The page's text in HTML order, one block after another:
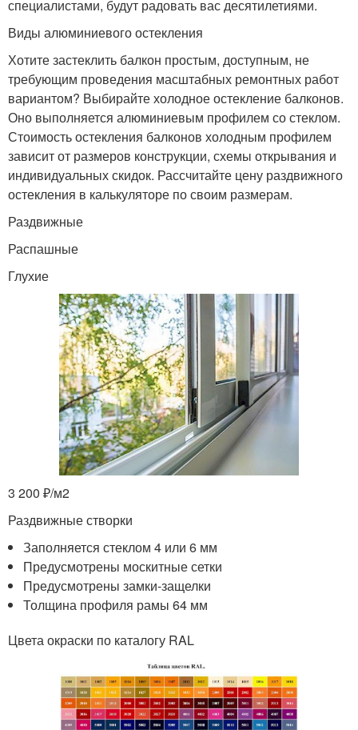
специалистами, будут радовать вас десятилетиями.
Виды алюминиевого остекления
Хотите застеклить балкон простым, доступным, не
требующим проведения масштабных ремонтных работ
вариантом? Выбирайте холодное остекление балконов.
Оно выполняется алюминиевым профилем со стеклом.
Стоимость остекления балконов холодным профилем
зависит от размеров конструкции, схемы открывания и
индивидуальных скидок. Рассчитайте цену раздвижного
остекления в калькуляторе по своим размерам.
Раздвижные
Распашные
Глухие
3 200 ₽/м2
Раздвижные створки
Заполняется стеклом 4 или 6 мм
Предусмотрены москитные сетки
Предусмотрены замки-защелки
Толщина профиля рамы 64 мм
Цвета окраски по каталогу RAL